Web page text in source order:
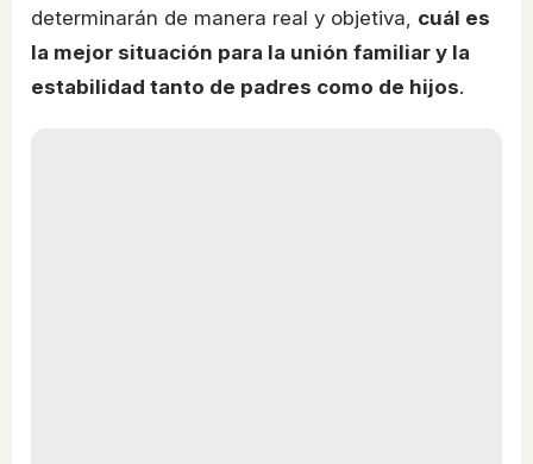
determinarán de manera real y objetiva, cuál es
la mejor situación para la unión familiar y la
estabilidad tanto de padres como de hijos.